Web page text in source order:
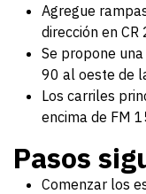
Agregue
dirección en
Se propone
90 al oeste de
Los carriles
encima de FM
Pasos
Comenzar los